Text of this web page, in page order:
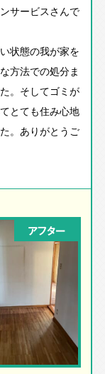
サービスさんで
状態の我が家を
方法での処分ま
。そしてゴミが
とても住み心地
。ありがとうご
アフター